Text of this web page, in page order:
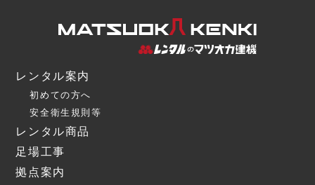
レンタル案内
初めての方へ
安全衛生規則等
レンタル商品
足場工事
拠点案内